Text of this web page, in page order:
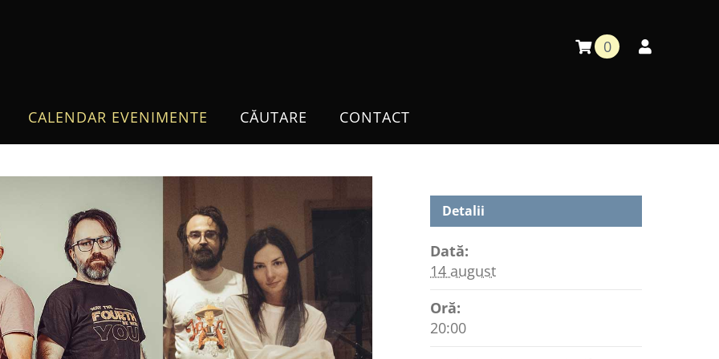
0
CALENDAR EVENIMENTE CĂUTARE CONTACT
Detalii
Dată:
14 august
Oră:
20:00